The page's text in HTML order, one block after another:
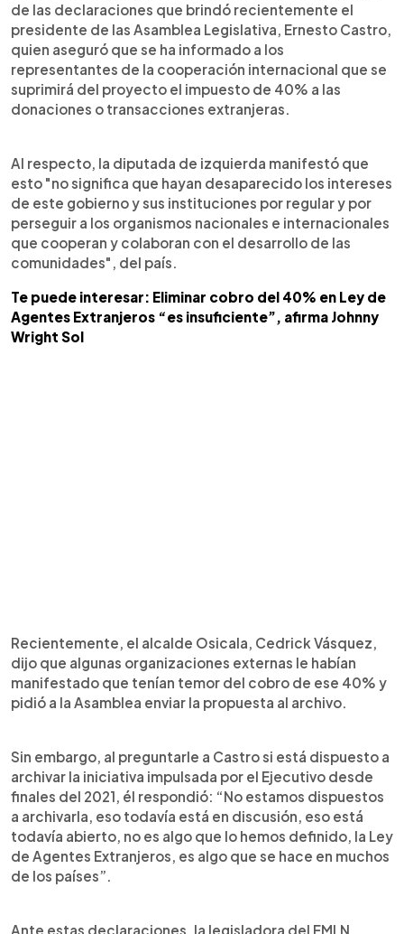
de las declaraciones que brindó recientemente el
presidente de las Asamblea Legislativa, Ernesto Castro,
quien aseguró que se ha informado a los
representantes de la cooperación internacional que se
suprimirá del proyecto el impuesto de 40% a las
donaciones o transacciones extranjeras.
Al respecto, la diputada de izquierda manifestó que
esto "no significa que hayan desaparecido los intereses
de este gobierno y sus instituciones por regular y por
perseguir a los organismos nacionales e internacionales
que cooperan y colaboran con el desarrollo de las
comunidades", del país.
Te puede interesar: Eliminar cobro del 40% en Ley de
Agentes Extranjeros “es insuficiente”, afirma Johnny
Wright Sol
Recientemente, el alcalde Osicala, Cedrick Vásquez,
dijo que algunas organizaciones externas le habían
manifestado que tenían temor del cobro de ese 40% y
pidió a la Asamblea enviar la propuesta al archivo.
Sin embargo, al preguntarle a Castro si está dispuesto a
archivar la iniciativa impulsada por el Ejecutivo desde
finales del 2021, él respondió: “No estamos dispuestos
a archivarla, eso todavía está en discusión, eso está
todavía abierto, no es algo que lo hemos definido, la Ley
de Agentes Extranjeros, es algo que se hace en muchos
de los países”.
Ante estas declaraciones, la legisladora del FMLN